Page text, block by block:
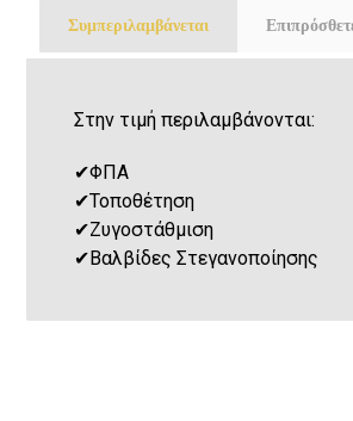
Συμπεριλαμβάνεται
Στην τιμή περιλαμβάνονται:
✔ΦΠΑ
✔Τοποθέτηση
✔Ζυγοστάθμιση
✔Βαλβίδες Στεγανοποίησης